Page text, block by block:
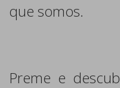
que somos.
Preme e